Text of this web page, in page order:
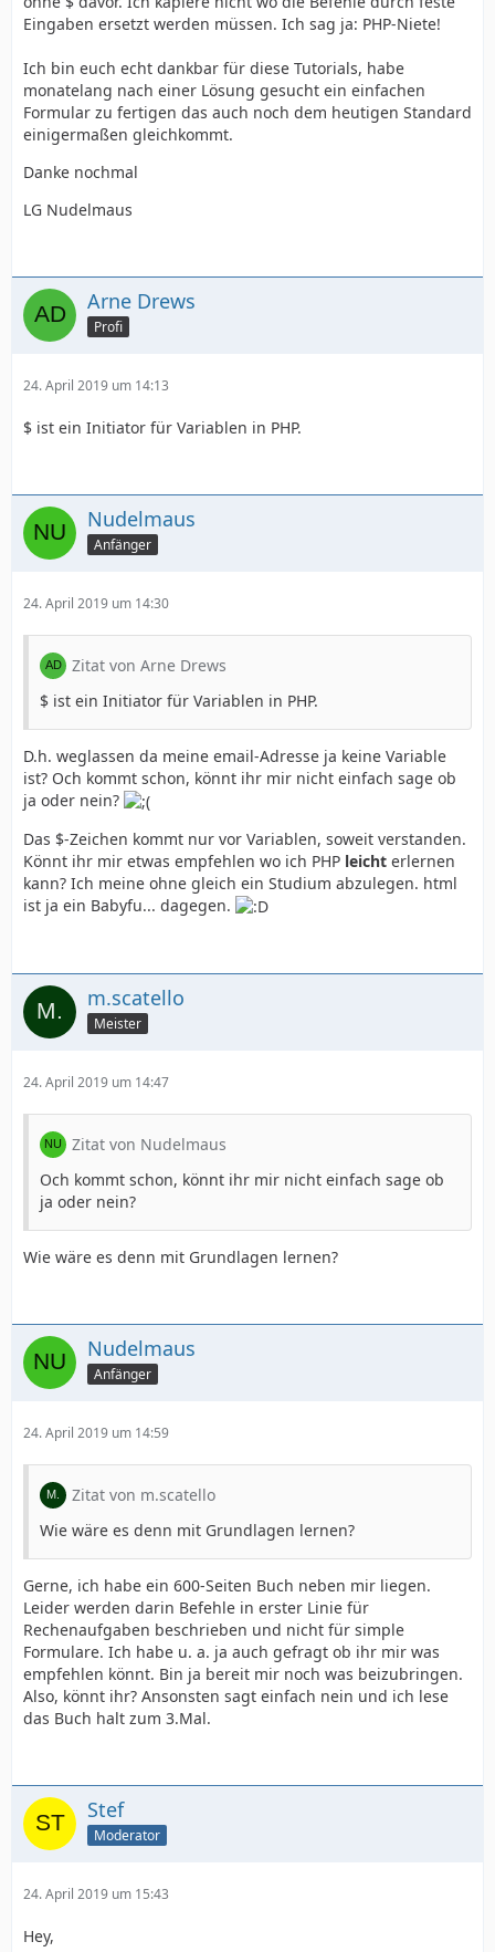
  }
Eingaben ersetzt werden müssen. Ich sag ja: PHP-Niete!
Ich bin euch echt dankbar für diese Tutorials, habe
monatelang nach einer Lösung gesucht ein einfachen
Formular zu fertigen das auch noch dem heutigen Standard
einigermaßen gleichkommt.
Danke nochmal
LG Nudelmaus
Arne Drews
Profi
24. April 2019 um 14:13
$ ist ein Initiator für Variablen in PHP.
Nudelmaus
Anfänger
24. April 2019 um 14:30
Zitat von Arne Drews
$ ist ein Initiator für Variablen in PHP.
D.h. weglassen da meine email-Adresse ja keine Variable
ist? Och kommt schon, könnt ihr mir nicht einfach sage ob
ja oder nein?
Das $-Zeichen kommt nur vor Variablen, soweit verstanden.
Könnt ihr mir etwas empfehlen wo ich PHP leicht erlernen
kann? Ich meine ohne gleich ein Studium abzulegen. html
ist ja ein Babyfu... dagegen.
m.scatello
Meister
24. April 2019 um 14:47
Zitat von Nudelmaus
Och kommt schon, könnt ihr mir nicht einfach sage ob
ja oder nein?
Wie wäre es denn mit Grundlagen lernen?
Nudelmaus
Anfänger
24. April 2019 um 14:59
Zitat von m.scatello
Wie wäre es denn mit Grundlagen lernen?
Gerne, ich habe ein 600-Seiten Buch neben mir liegen.
Leider werden darin Befehle in erster Linie für
Rechenaufgaben beschrieben und nicht für simple
Formulare. Ich habe u. a. ja auch gefragt ob ihr mir was
empfehlen könnt. Bin ja bereit mir noch was beizubringen.
Also, könnt ihr? Ansonsten sagt einfach nein und ich lese
das Buch halt zum 3.Mal.
Stef
Moderator
24. April 2019 um 15:43
Hey,